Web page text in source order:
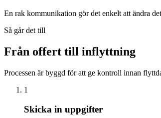
En rak kommunikation gör det enkelt att ändra
Så går det till
Från offert till inflyttning
Processen är byggd för att ge kontroll innan
1
Skicka in uppgifter